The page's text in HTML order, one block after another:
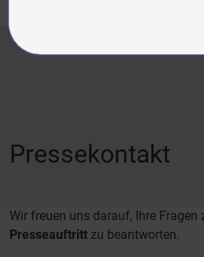
Pressekontakt
Wir freuen uns darauf, Ihre Fragen
Presseauftritt zu beantworten.